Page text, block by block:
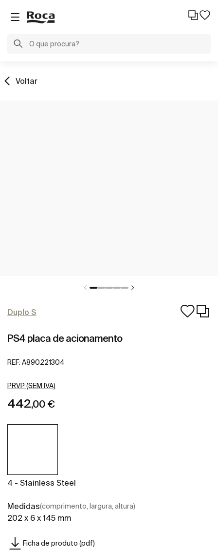
Voltar
Duplo S
PS4 placa de acionamento
REF: A890221304
PRVP (SEM IVA)
442,00 €
4 - Stainless Steel
Medidas(comprimento, largura, altura)
202 x 6 x 145 mm
Ficha de produto (pdf)